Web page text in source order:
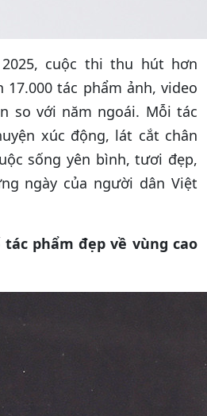
cuộc thi thu hút hơn
17.000 tác phẩm ảnh, video
so với năm ngoái. Mỗi tác
xúc động, lát cắt chân
sống yên bình, tươi đẹp,
ngày của người dân Việt
phẩm đẹp về vùng cao